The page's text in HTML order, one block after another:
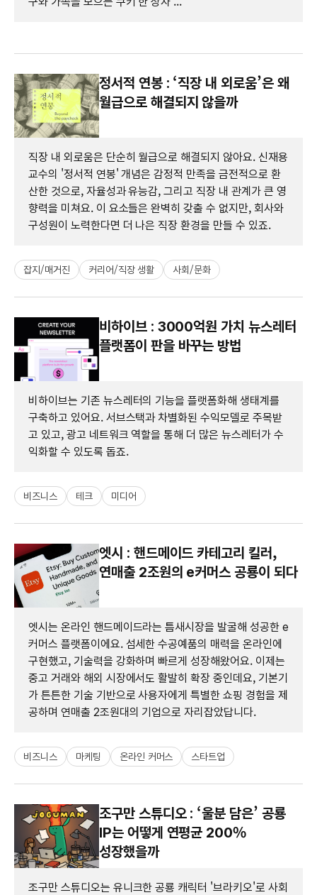
정서적 연봉 : ‘직장 내 외로움’은 왜
월급으로 해결되지 않을까
직장 내 외로움은 단순히 월급으로 해결되지 않아요. 신재용
교수의 '정서적 연봉' 개념은 감정적 만족을 금전적으로 환
산한 것으로, 자율성과 유능감, 그리고 직장 내 관계가 큰 영
향력을 미쳐요. 이 요소들은 완벽히 갖출 수 없지만, 회사와
구성원이 노력한다면 더 나은 직장 환경을 만들 수 있죠.
잡지/매거진 커리어/직장 생활 사회/문화
비하이브 : 3000억원 가치 뉴스레터
플랫폼이 판을 바꾸는 방법
비하이브는 기존 뉴스레터의 기능을 플랫폼화해 생태계를
구축하고 있어요. 서브스택과 차별화된 수익모델로 주목받
고 있고, 광고 네트워크 역할을 통해 더 많은 뉴스레터가 수
익화할 수 있도록 돕죠.
비즈니스 테크 미디어
엣시 : 핸드메이드 카테고리 킬러,
연매출 2조원의 e커머스 공룡이 되다
엣시는 온라인 핸드메이드라는 틈새시장을 발굴해 성공한 e
커머스 플랫폼이에요. 섬세한 수공예품의 매력을 온라인에
구현했고, 기술력을 강화하며 빠르게 성장해왔어요. 이제는
중고 거래와 해외 시장에서도 활발히 확장 중인데요, 기본기
가 튼튼한 기술 기반으로 사용자에게 특별한 쇼핑 경험을 제
공하며 연매출 2조원대의 기업으로 자리잡았답니다.
비즈니스 마케팅 온라인 커머스 스타트업
조구만 스튜디오 : ‘울분 담은’ 공룡
IP는 어떻게 연평균 200%
성장했을까
조구만 스튜디오는 유니크한 공룡 캐릭터 '브라키오'로 사회